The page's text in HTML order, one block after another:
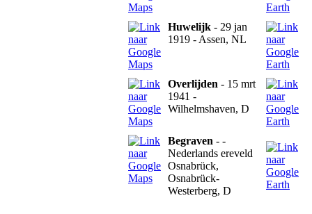
Huwelijk - 29 jan
1919 - Assen, NL
Overlijden - 15 mrt
1941 -
Wilhelmshaven, D
Begraven - -
Nederlands ereveld
Osnabrück,
Osnabrück-
Westerberg, D